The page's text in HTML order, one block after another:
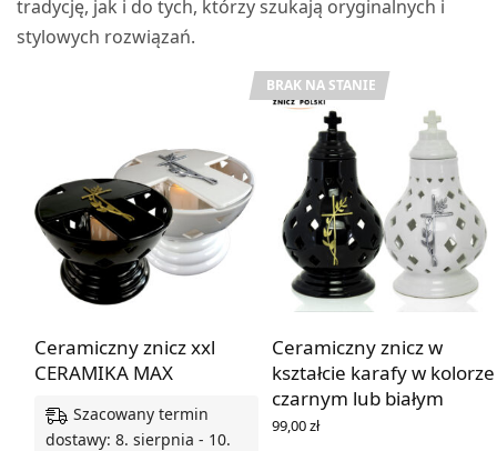
tradycję, jak i do tych, którzy szukają oryginalnych i
stylowych rozwiązań.
Ceramiczny znicz xxl
CERAMIKA MAX
Szacowany termin
dostawy: 8. sierpnia - 10.
BRAK NA STANIE
Ceramiczny znicz w
kształcie karafy w kolorze
czarnym lub białym
99,00zł